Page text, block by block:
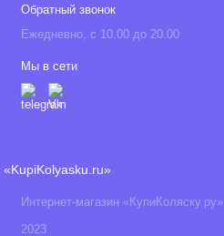
Обратный звонок
Ежедневно, с 10.00 до 20.00
Мы в сети
«KupiKolyasku.ru»
Интернет-магазин «КупиКоляску.ру»
2023